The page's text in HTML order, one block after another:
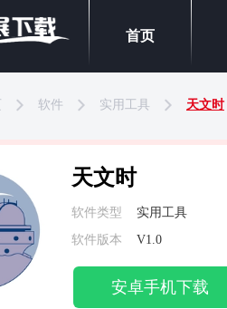
首页
软件 实用工具 天文时
天文时
软件类型 实用工具
软件版本
V1.0
安卓手机下载